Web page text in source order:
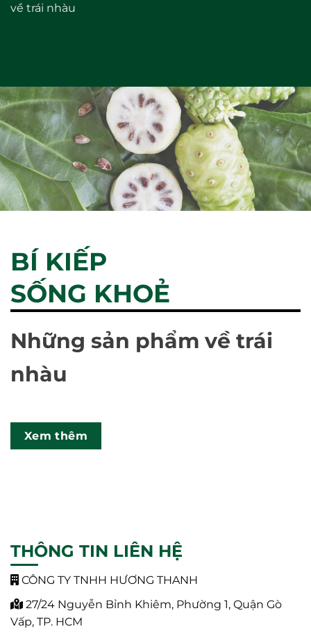
về trái nhàu
BÍ KIẾP
SỐNG KHOẺ
Những sản phẩm về trái
nhàu
Xem thêm
THÔNG TIN LIÊN HỆ
CÔNG TY TNHH HƯƠNG THANH
27/24 Nguyễn Bỉnh Khiêm, Phường 1, Quận Gò
Vấp, TP. HCM